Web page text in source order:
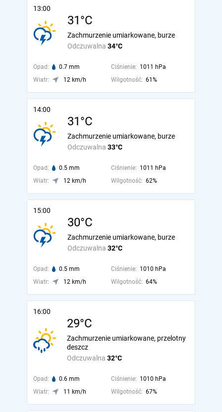
13:00
31°C
Odczuwalna 34°C
Zachmurzenie umiarkowane, burze
Opad: 0.7 mm Ciśnienie: 1011 hPa
Wiatr:
12 km/h Wilgotność: 61%
14:00
31°C
Odczuwalna 33°C
Zachmurzenie umiarkowane, burze
Opad: 0.5 mm Ciśnienie: 1011 hPa
Wiatr:
12 km/h Wilgotność: 62%
15:00
30°C
Odczuwalna 32°C
Zachmurzenie umiarkowane, burze
Opad: 0.5 mm Ciśnienie: 1010 hPa
Wiatr:
12 km/h Wilgotność: 64%
16:00
29°C
Odczuwalna 32°C
Zachmurzenie umiarkowane, przelotny
deszcz
Opad: 0.6 mm Ciśnienie: 1010 hPa
Wiatr:
11 km/h Wilgotność: 67%